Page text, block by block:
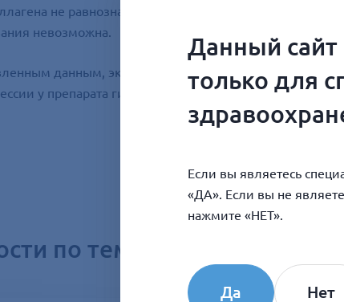
не равнозначно увеличению количества и
невозможна.
данным, экспрессия генов коллагена первого
у препарата гидролизата коллагена.
по теме
Данный сайт
только для
Если вы являетесь
«ДА». Если вы не
нажмите «НЕТ».
Да Нет